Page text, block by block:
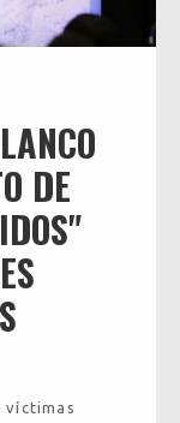
DE
víctimas